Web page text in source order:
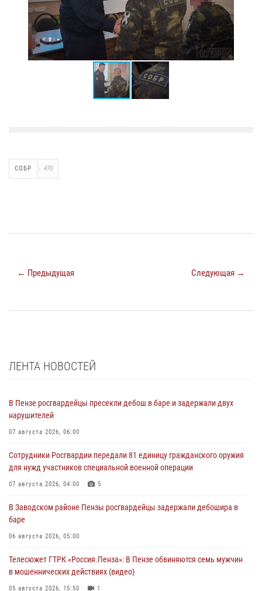
СОБР 470
← Предыдущая Следующая →
ЛЕНТА НОВОСТЕЙ
В Пензе росгвардейцы пресекли дебош в баре и задержали двух
нарушителей
07 августа 2026, 06:00
Сотрудники Росгвардии передали 81 единицу гражданского оружия
для нужд участников специальной военной операции
07 августа 2026, 04:00 5
В Заводском районе Пензы росгвардейцы задержали дебошира в
баре
06 августа 2026, 05:00
Телесюжет ГТРК «Россия.Пенза»: В Пензе обвиняются семь мужчин
в мошеннических действиях (видео)
05 августа 2026, 15:50 1